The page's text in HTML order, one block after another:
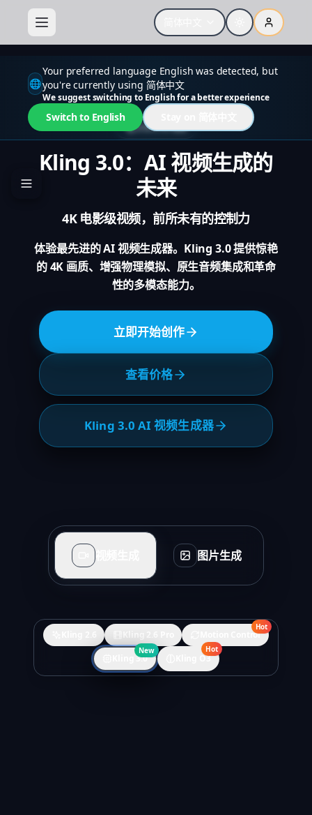
🌐
Your preferred language English was detected, but
you're currently using 简体中文
We suggest switching to English for a better experience
Switch to English
次世代 AI 视频
Kling 3.0：AI 视频生成的
未来
4K 电影级视频，前所未有的控制力
体验最先进的 AI 视频生成器。Kling 3.0 提供惊艳
的 4K 画质、增强物理模拟、原生音频集成和革命
性的多模态能力。
立即开始创作
查看价格
Kling 3.0 AI 视频生成器
视频生成 图片生成
Hot
Motion Control
New
Kling 3.0
Hot
Kling O3